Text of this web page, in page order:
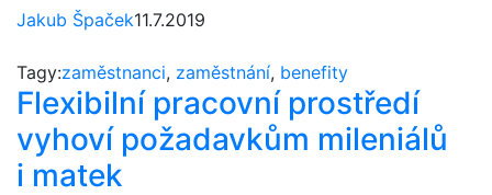
Jakub Špaček11.7.2019
Tagy:zaměstnanci, zaměstnání, benefity
Flexibilní pracovní prostředí
vyhoví požadavkům mileniálů
i matek